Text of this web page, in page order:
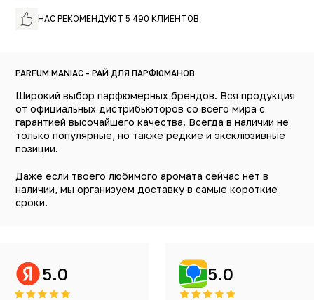
НАС РЕКОМЕНДУЮТ 5 490 КЛИЕНТОВ
PARFUM MANIAC - РАЙ ДЛЯ ПАРФЮМАНОВ
Широкий выбор парфюмерных брендов. Вся продукция
от официальных дистрибьюторов со всего мира с
гарантией высочайшего качества. Всегда в наличии не
только популярные, но также редкие и эксклюзивные
позиции.
Даже если твоего любимого аромата сейчас нет в
наличии, мы организуем доставку в самые короткие
сроки.
5.0 5.0